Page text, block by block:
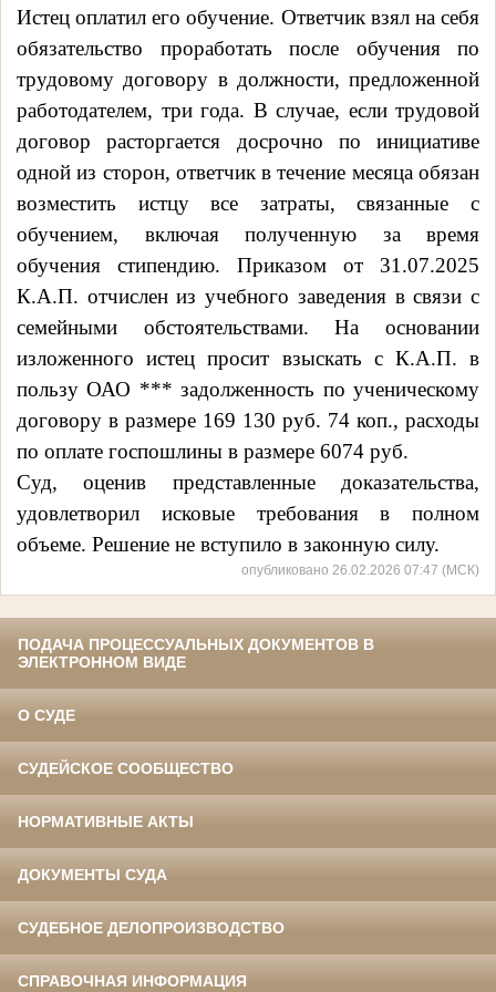
Истец оплатил его обучение. Ответчик взял на себя
обязательство проработать после обучения по
трудовому договору в должности, предложенной
работодателем, три года. В случае, если трудовой
договоррасторгается досрочно по инициативе
одной из сторон, ответчик в течение месяца обязан
возместить истцу все затраты, связанные с
обучением, включая полученную за время
обучения стипендию. Приказом от 31.07.2025
К.А.П. отчислен из учебного заведения в связи с
семейными обстоятельствами. На основании
изложенного истец просит взыскать с К.А.П. в
пользу ОАО *** задолженность по ученическому
договору в размере 169 130 руб. 74 коп., расходы
по оплате госпошлины в размере 6074 руб.
Суд, оценив представленные доказательства,
удовлетворил исковые требования в полном
объеме. Решение не вступило в законную силу.
опубликовано 26.02.2026 07:47 (МСК)
ПОДАЧА ПРОЦЕССУАЛЬНЫХ ДОКУМЕНТОВ В
ЭЛЕКТРОННОМ ВИДЕ
О СУДЕ
СУДЕЙСКОЕ СООБЩЕСТВО
НОРМАТИВНЫЕ АКТЫ
ДОКУМЕНТЫ СУДА
СУДЕБНОЕ ДЕЛОПРОИЗВОДСТВО
СПРАВОЧНАЯ ИНФОРМАЦИЯ